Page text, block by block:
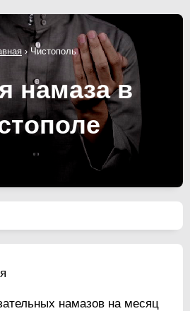
›Чистополь
намаза в
намазов на месяц